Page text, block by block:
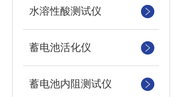
水溶性酸测试仪
蓄电池活化仪
蓄电池内阻测试仪